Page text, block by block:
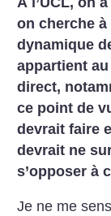
on cherche
dynamique
appartient
direct,
ce point de
devrait faire
devrait ne
s’opposer à
Je ne me